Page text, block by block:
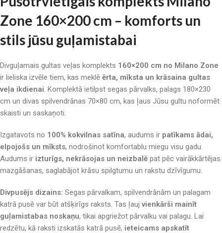
Zone 160×200 cm – komforts un
stils jūsu guļamistabai
Divguļamais gultas veļas komplekts 160×200 cm no Milano Zone
ir lieliska izvēle tiem, kas meklē ērta, mīksta un krāsaina gultas
veļa ikdienai. Komplektā ietilpst segas pārvalks, palags 180×230
cm un divas spilvendrānas 70×80 cm, kas ļaus Jūsu gultu noformēt
skaisti un saskaņoti.
Izgatavots no 100% kokvilnas satīna, audums ir patīkams ādai,
elpojošs un mīksts, nodrošinot komfortablu miegu visu gadu.
Audums ir izturīgs, nekrāsojas un neizbalē pat pēc vairākkārtējas
mazgāšanas, saglabājot krāsu spilgtumu un rakstu dzīvīgumu.
Divpusējs dizains: Segas pārvalkam, spilvendrānām un palagam
katrā pusē var būt atšķirīgs raksts. Tas ļauj vienkārši mainīt
guļamistabas noskaņu, tikai apgriežot pārvalku vai palagu. Lai
redzētu, kā raksti izskatās katrā pusē, ieteicams apskatīt